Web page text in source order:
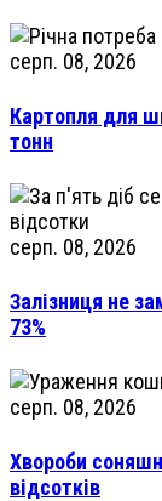
серп. 08, 2026
Картопля для
тонн
серп. 08, 2026
Залізниця не
73%
серп. 08, 2026
Хвороби
відсотків